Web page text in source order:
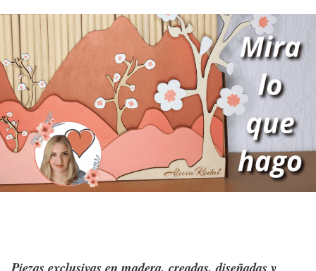
Piezas exclusivas en madera, creadas, diseñadas y